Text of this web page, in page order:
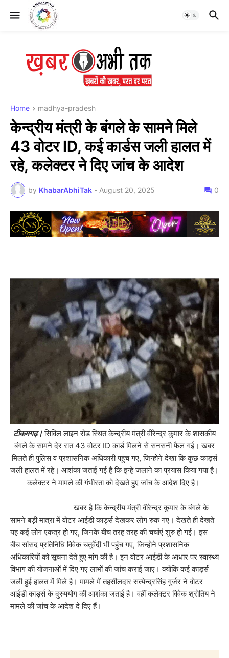
Home madhya-pradesh
केन्द्रीय मंत्री के बंगले के सामने मिले
43 वोटर ID, कई कार्डस जली हालत में
रहे, कलेक्टर ने दिए जांच के आदेश
by KhabarAbhiTak - August 20, 2025 0
टीकमगढ़।सिविल लाइन रोड स्थित केन्द्रीय मंत्री वीरेन्द्र कुमार के शासकीय
बंगले के सामने देर रात 43 वोटर ID कार्ड मिलने से सनसनी फैल गई। खबर
मिलते ही पुलिस व प्रशासनिक अधिकारी पहुंच गए, जिन्होने देखा कि कुछ कार्ड्स
जली हालत में रहे। आशंका जताई गई है कि इन्हे जलाने का प्रयास किया गया है।
कलेक्टर ने मामले की गंभीरता को देखते हुए जांच के आदेश दिए है।
खबर है कि केन्द्रीय मंत्री वीरेन्द्र कुमार के बंगले के
सामने बड़ी मात्रा में वोटर आईडी कार्ड्स देखकर लोग रुक गए। देखते ही देखते
यह कई लोग एकत्र हो गए, जिनके बीच तरह तरह की चर्चाएं शुरु हो गई। इस
बीच सांसद प्रतिनिधि विवेक चतुर्वेदी भी पहुंच गए, जिन्होने प्रशासनिक
अधिकारियों को सूचना देते हुए मांग की है। इन वोटर आईडी के आधार पर स्वास्थ्य
विभाग की योजनाओं में दिए गए लाभों की जांच कराई जाए। क्योंकि कई कार्ड्स
जली हुई हालत में मिले है। मामले में तहसीलदार सत्येन्द्रसिंह गुर्जर ने वोटर
आईडी कार्ड्स के दुरुपयोग की आशंका जताई है। वहीं कलेक्टर विवेक श्रोतिय ने
मामले की जांच के आदेश दे दिए हैं।